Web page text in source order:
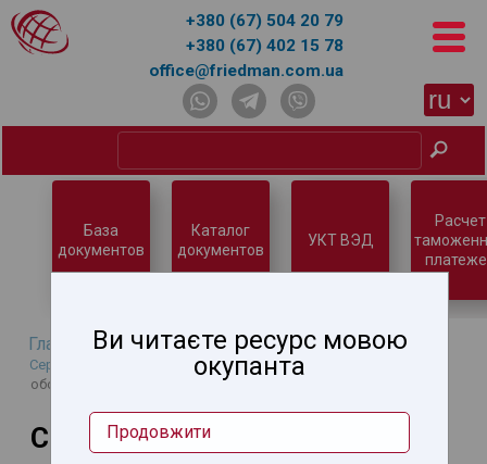
+380 (67) 504 20 79
+380 (67) 402 15 78
office@friedman.com.ua
Главная →База знаний→ Нетарифное регулирование→
Сертификация продукции и услуг→Сертификация
оборудования
Сертификация оборудования
База
документов
Каталог
документов
УКТ ВЭД
Расчет
Ви читаєте ресурс мовою
окупанта
Продовжити